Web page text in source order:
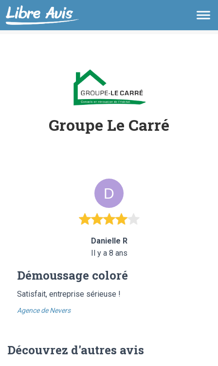
Groupe Le Carré
Danielle R
Il y a 8 ans
Démoussage coloré
Satisfait, entreprise sérieuse !
Agence de Nevers
Découvrez d'autres avis